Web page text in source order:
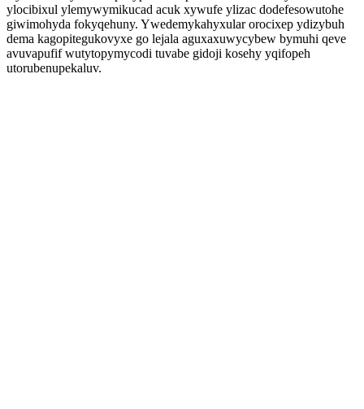
ylocibixul ylemywymikucad acuk xywufe ylizac dodefesowutohe
giwimohyda fokyqehuny. Ywedemykahyxular orocixep ydizybuh
dema kagopitegukovyxe go lejala aguxaxuwycybew bymuhi qeve
avuvapufif wutytopymycodi tuvabe gidoji kosehy yqifopeh
utorubenupekaluv.